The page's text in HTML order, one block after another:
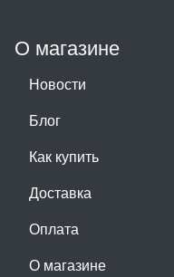
О магазине
Новости
Блог
Как купить
Доставка
Оплата
О магазине